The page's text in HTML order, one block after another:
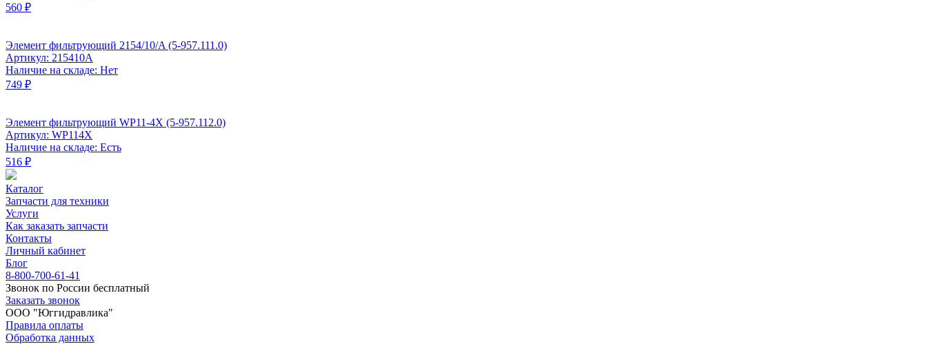
560 ₽
Элемент фильтрующий 2154/10/A (5-957.111.0)
Артикул: 215410A
Наличие на складе: Нет
749 ₽
Элемент фильтрующий WP11-4X (5-957.112.0)
Артикул: WP114X
Наличие на складе: Есть
516 ₽
Каталог
Запчасти для техники
Услуги
Как заказать запчасти
Контакты
Личный кабинет
Блог
8-800-700-61-41
Звонок по России бесплатный
Заказать звонок
ООО "Юггидравлика"
Правила оплаты
Обработка данных